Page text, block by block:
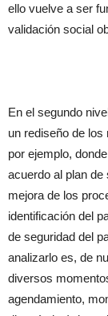
ello vuelve a ser
validación social
En el segundo
un rediseño de
por ejemplo,
acuerdo al plan de
mejora de los
identificación del
de seguridad del
analizarlo es, de
diversos
agendamiento,